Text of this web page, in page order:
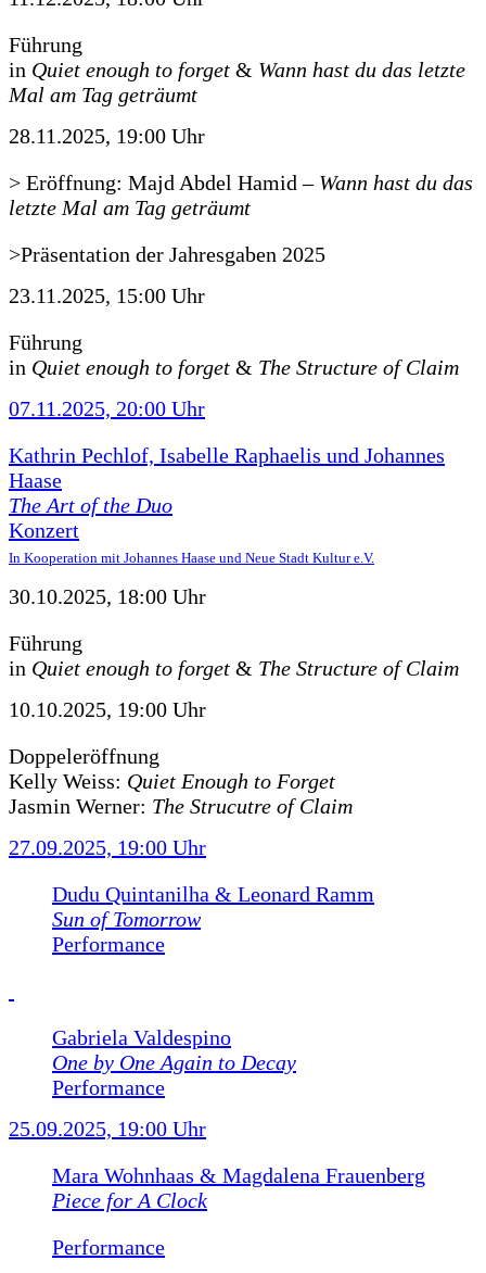
Führung
in Quiet enough to forget & Wann hast du das letzte
Mal am Tag geträumt
28.11.2025, 19:00 Uhr
> Eröffnung: Majd Abdel Hamid – Wann hast du das
letzte Mal am Tag geträumt
>Präsentation der Jahresgaben 2025
23.11.2025, 15:00 Uhr
Führung
in Quiet enough to forget & The Structure of Claim
07.11.2025, 20:00 Uhr
Kathrin Pechlof, Isabelle Raphaelis und Johannes
Haase
The Art of the Duo
Konzert
In Kooperation mit Johannes Haase und Neue Stadt Kultur e.V.
30.10.2025, 18:00 Uhr
Führung
in Quiet enough to forget & The Structure of Claim
10.10.2025, 19:00 Uhr
Doppeleröffnung
Kelly Weiss: Quiet Enough to Forget
Jasmin Werner: The Strucutre of Claim
27.09.2025, 19:00 Uhr
Dudu Quintanilha & Leonard Ramm
Sun of Tomorrow
Performance
Gabriela Valdespino
One by One Again to Decay
Performance
25.09.2025, 19:00 Uhr
Mara Wohnhaas & Magdalena Frauenberg
Piece for A Clock
Performance